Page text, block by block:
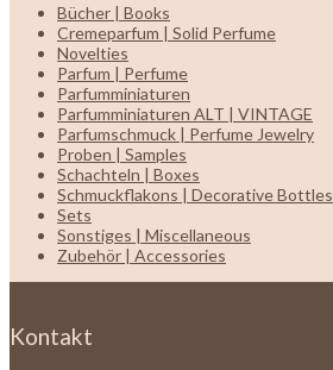
Bücher | Books
Cremeparfum | Solid Perfume
Novelties
Parfum | Perfume
Parfumminiaturen
Parfumminiaturen ALT | VINTAGE
Parfumschmuck | Perfume Jewelry
Proben | Samples
Schachteln | Boxes
Schmuckflakons | Decorative Bottles
Sets
Sonstiges | Miscellaneous
Zubehör | Accessories
Kontakt